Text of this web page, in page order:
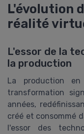
L'évolution
réalité
L'essor de la
la production
La production
transformation
années,
créé et consommé
l'essor des